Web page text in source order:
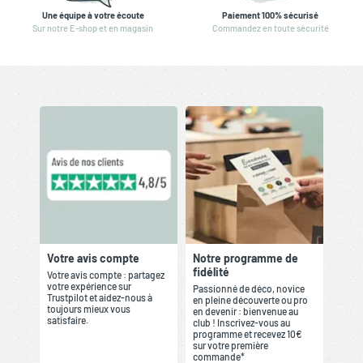
Une équipe à votre écoute
Sur notre E-shop et en magasin
Paiement 100% sécurisé
Commandez en toute sécurité
Votre avis compte
Votre avis compte : partagez
votre expérience sur
Trustpilot et aidez-nous à
toujours mieux vous
satisfaire.
Notre programme de
fidélité
Passionné de déco, novice
en pleine découverte ou pro
en devenir : bienvenue au
club ! Inscrivez-vous au
programme et recevez 10€
sur votre première
commande*